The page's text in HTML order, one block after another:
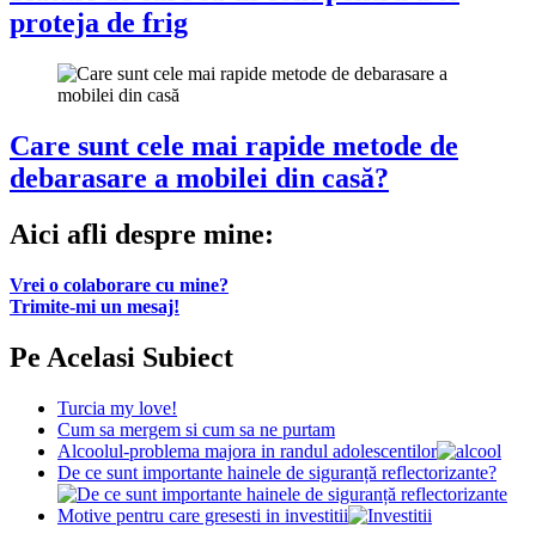
proteja de frig
Care sunt cele mai rapide metode de
debarasare a mobilei din casă?
Aici afli despre mine:
Vrei o colaborare cu mine?
Trimite-mi un mesaj!
Pe Acelasi Subiect
Turcia my love!
Cum sa mergem si cum sa ne purtam
Alcoolul-problema majora in randul adolescentilor
De ce sunt importante hainele de siguranță reflectorizante?
Motive pentru care gresesti in investitii